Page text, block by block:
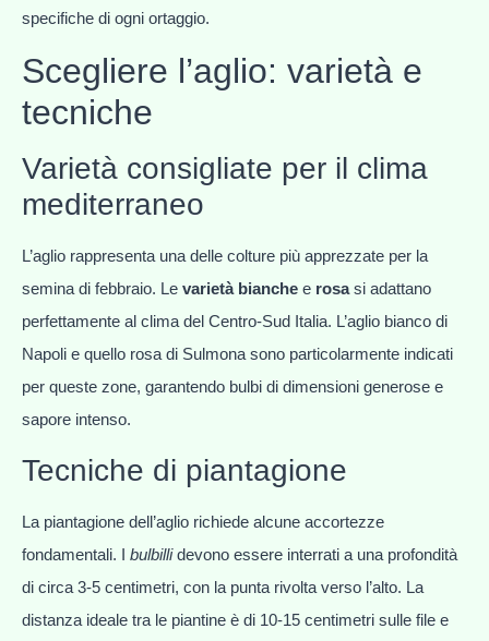
specifiche di ogni ortaggio.
Scegliere l’aglio: varietà e
tecniche
Varietà consigliate per il clima
mediterraneo
L’aglio rappresenta una delle colture più apprezzate per la
semina di febbraio. Le varietà bianche e rosasi adattano
perfettamente al clima del Centro-Sud Italia. L’aglio bianco di
Napoli e quello rosa di Sulmona sono particolarmente indicati
per queste zone, garantendo bulbi di dimensioni generose e
sapore intenso.
Tecniche di piantagione
La piantagione dell’aglio richiede alcune accortezze
fondamentali. I bulbillidevono essere interrati a una profondità
di circa 3-5 centimetri, con la punta rivolta verso l’alto. La
distanza ideale tra le piantine è di 10-15 centimetri sulle file e